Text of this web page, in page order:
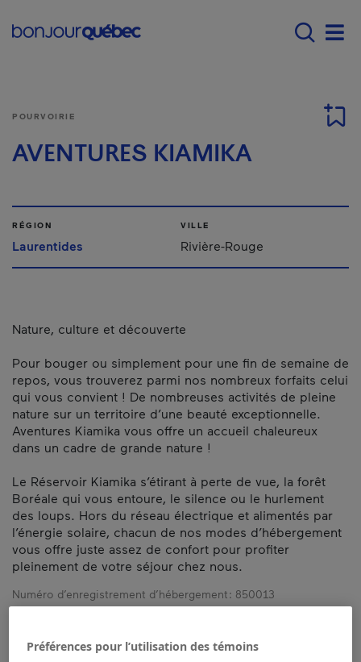
Main navigation -
POURVOIRIE
AVENTURES KIAMIKA
RÉGION
Laurentides
VILLE
Rivière-Rouge
Nature, culture et découverte
Pour bouger ou simplement pour une fin de semaine de
repos, vous trouverez parmi nos nombreux forfaits celui
qui vous convient ! De nombreuses activités de pleine
nature sur un territoire d’une beauté exceptionnelle.
Aventures Kiamika vous offre un accueil chaleureux
dans un cadre de grande nature !
Le Réservoir Kiamika s’étirant à perte de vue, la forêt
Boréale qui vous entoure, le silence ou le hurlement
des loups. Hors du réseau électrique et alimentés par
l’énergie solaire, chacun de nos modes d’hébergement
vous offre juste assez de confort pour profiter
pleinement de votre séjour chez nous.
Numéro d’enregistrement d’hébergement : 850013
Préférences pour l’utilisation des témoins